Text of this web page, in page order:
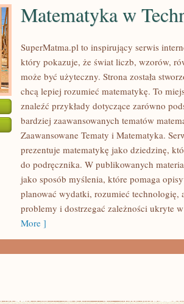
Matematyka w
SuperMatma.pl to inspirujący serwis
który pokazuje, że świat liczb, wzorów,
może być użyteczny. Strona została
chcą lepiej rozumieć matematykę. To
znaleźć przykłady dotyczące zarówno
bardziej zaawansowanych tematów
Zaawansowane Tematy i Matematyka.
prezentuje matematykę jako dziedzinę,
do podręcznika. W publikowanych
jako sposób myślenia, które pomaga
planować wydatki, rozumieć technologię,
problemy i dostrzegać zależności ukryte
More ]